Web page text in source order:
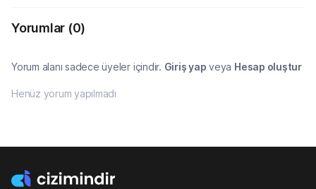
Yorumlar (0)
Yorum alanı sadece üyeler içindir. Giriş yap veya Hesap oluştur
Henüz yorum yapılmadı